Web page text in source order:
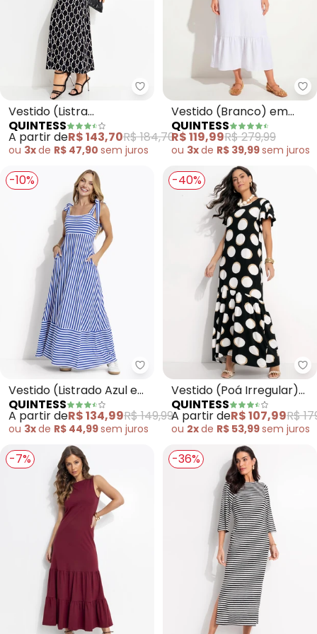
Quintess - Vestido (Listra
Vestido (Listra
Desconstruída) em
Malha de Viscose
QUINTESS
A partir deR$ 143,70R$ 184,70
ou 3xde R$ 47,90 sem juros
Vestido (Branco) em
Crepe Plano
QUINTESS
R$ 119,99R$ 279,99
ou 3xde R$ 39,99sem juros
-10%
Quintess - Vestido (Listrado
Vestido (Listrado Azul e
Branco) em Canelado
QUINTESS
A partir deR$ 134,99R$ 149,99
ou 3xde R$ 44,99sem juros
-40%
Vestido (Poá Irregular)
em Malha de Viscose
QUINTESS
A partir deR$ 107,99R$
ou 2xde R$ 53,99sem juros
-7% -36%